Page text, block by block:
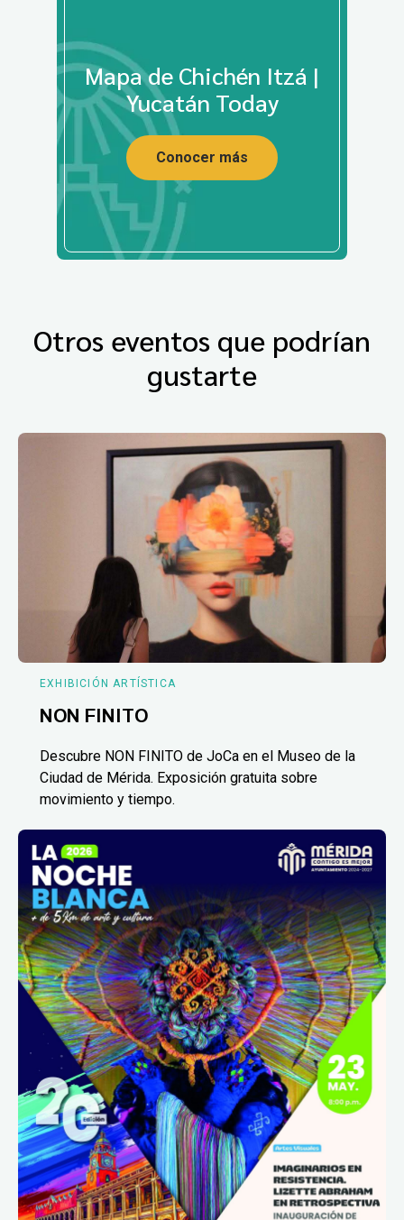
Mapa de Chichén Itzá |
Yucatán Today
Conocer más
Otros eventos que podrían
gustarte
EXHIBICIÓN ARTÍSTICA
NON FINITO
Descubre NON FINITO de JoCa en el Museo de la
Ciudad de Mérida. Exposición gratuita sobre
movimiento y tiempo.